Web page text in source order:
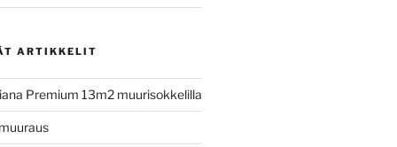
ARTIKKELIT
Premium 13m2 muurisokkelilla